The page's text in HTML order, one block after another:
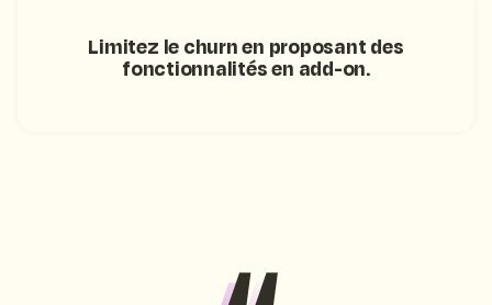
Limitez le churn en proposant des
fonctionnalités en add-on.